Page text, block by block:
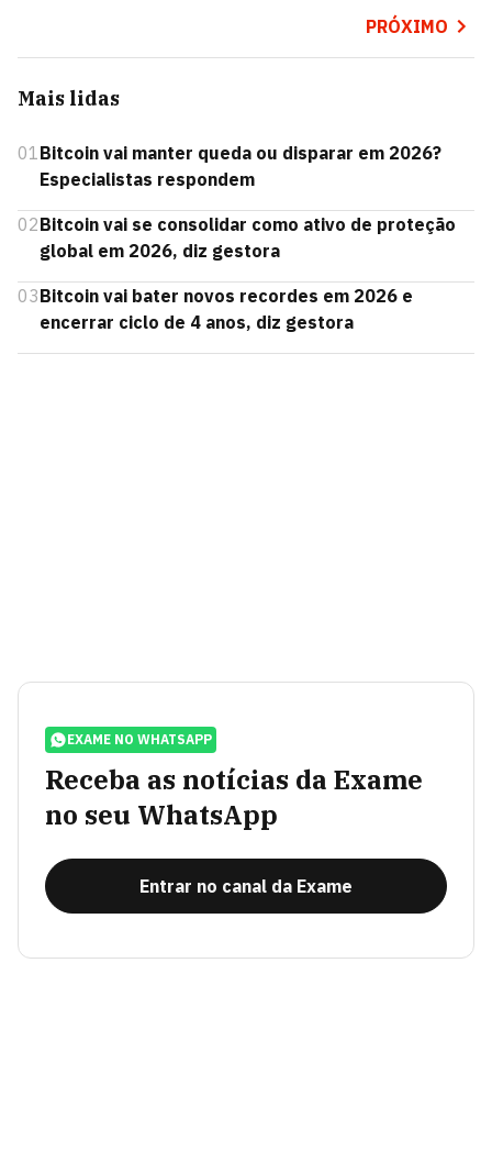
PRÓXIMO
Mais lidas
01 Bitcoin vai manter queda ou disparar em 2026?
Especialistas respondem
02Bitcoin vai se consolidar como ativo de proteção
global em 2026, diz gestora
03Bitcoin vai bater novos recordes em 2026 e
encerrar ciclo de 4 anos, diz gestora
EXAME NO WHATSAPP
Receba as notícias da Exame
no seu WhatsApp
Entrar no canal da Exame